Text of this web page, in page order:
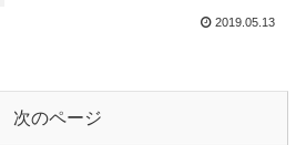
2019.05.13
次のページ